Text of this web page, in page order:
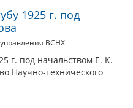
1925 г. под
управления ВСНХ
г. под начальством Е. К.
Научно-технического